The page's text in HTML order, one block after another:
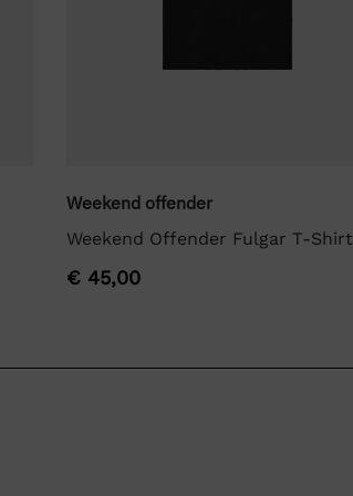
Weekend offender
Weekend Offender Fulgar T-Shirt
€45,00